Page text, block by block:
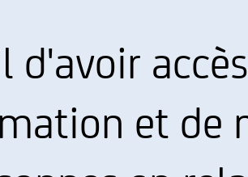
d'avoir
et de